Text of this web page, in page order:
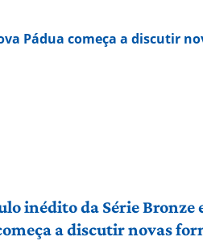
Pádua começa a discutir
inédito da Série Bronze
a discutir novas